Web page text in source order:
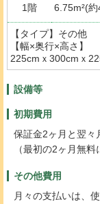
1階 6.75m²(
【タイプ】その他
【幅×奥行×高さ】
225cmｘ300cmｘ
設備等
初期費用
保証金2ヶ月と翌々
（最初の2ヶ月無料
その他費用
月々の支払いは、